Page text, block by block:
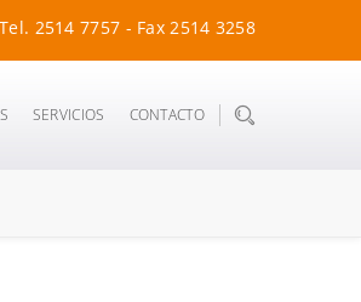
Tel. 2514 7757 - Fax 2514 3258
SERVICIOS CONTACTO